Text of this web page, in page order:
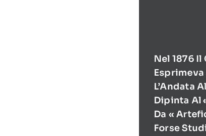
Nel 1876
Esprimeva
L’Andata
Dipinta Al
Da «
Forse